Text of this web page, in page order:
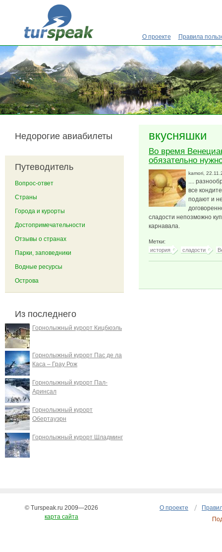
Перейти к основному содержанию
О проекте Правила
вкусняшки
Во время
обязательно
kamori ,
....
все
подают и
сладости непозможно
карнавала.
Метки:
история
сладости
Недорогие авиабилеты
Путеводитель
Вопрос-ответ
Страны
Города и курорты
Достопримечательности
Отзывы о странах
Парки, заповедники
Водные ресурсы
Острова
Из последнего
Горнолыжный курорт Кицбюэль
Горнолыжный курорт Пас де ла
Каса – Грау Рож
Горнолыжный курорт Пал-
Аринсал
Горнолыжный курорт
Обертауэрн
Горнолыжный курорт Шладминг
О проекте
© Turspeak.ru 2009—2026
карта сайта